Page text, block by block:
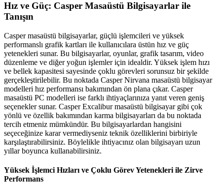
Hız ve Güç: Casper Masaüstü Bilgisayarlar ile
Tanışın
Casper masaüstü bilgisayarlar, güçlü işlemcileri ve yüksek
performanslı grafik kartları ile kullanıcılara üstün hız ve güç
yetenekleri sunar. Bu bilgisayarlar, oyunlar, grafik tasarım, video
düzenleme ve diğer yoğun işlemler için idealdir. Yüksek işlem hızı
ve bellek kapasitesi sayesinde çoklu görevleri sorunsuz bir şekilde
gerçekleştirilebilir. Bu noktada Casper Nirvana masaüstü bilgisayar
modelleri hız performansı bakımından ön plana çıkar. Casper
masaüstü PC modelleri ise farklı ihtiyaçlarınıza yanıt veren geniş
seçenekler sunar. Casper Excalibur masaüstü bilgisayar gibi çok
yönlü ve özellik bakımından karma bilgisayarları da bu noktada
tercih etmeniz mümkündür. Bu bilgisayarlardan hangisini
seçeceğinize karar vermediyseniz teknik özelliklerini birbiriyle
karşılaştırabilirsiniz. Böylelikle ihtiyacınız olan bilgisayarı uzun
yıllar boyunca kullanabilirsiniz.
Yüksek İşlemci Hızları ve Çoklu Görev Yetenekleri ile Zirve
Performans